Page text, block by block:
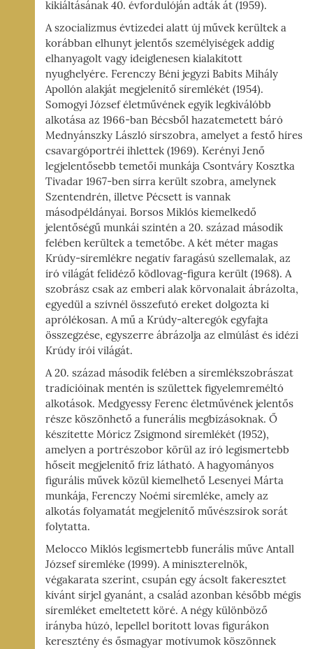
kikiáltásának 40. évfordulóján adták át (1959).
A szocializmus évtizedei alatt új művek kerültek a
korábban elhunyt jelentős személyiségek addig
elhanyagolt vagy ideiglenesen kialakított
nyughelyére. Ferenczy Béni jegyzi Babits Mihály
Apollón alakját megjelenítő síremlékét (1954).
Somogyi József életművének egyik legkiválóbb
alkotása az 1966-ban Bécsből hazatemetett báró
Mednyánszky László sírszobra, amelyet a festő híres
csavargóportréi ihlettek (1969). Kerényi Jenő
legjelentősebb temetői munkája Csontváry Kosztka
Tivadar 1967-ben sírra került szobra, amelynek
Szentendrén, illetve Pécsett is vannak
másodpéldányai. Borsos Miklós kiemelkedő
jelentőségű munkái szintén a 20. század második
felében kerültek a temetőbe. A két méter magas
Krúdy-síremlékre negatív faragású szellemalak, az
író világát felidéző ködlovag-figura került (1968). A
szobrász csak az emberi alak körvonalait ábrázolta,
egyedül a szívnél összefutó ereket dolgozta ki
aprólékosan. A mű a Krúdy-alteregók egyfajta
összegzése, egyszerre ábrázolja az elmúlást és idézi
Krúdy írói világát.
A 20. század második felében a síremlékszobrászat
tradícióinak mentén is születtek figyelemreméltó
alkotások. Medgyessy Ferenc életművének jelentős
része köszönhető a funerális megbízásoknak. Ő
készítette Móricz Zsigmond síremlékét (1952),
amelyen a portrészobor körül az író legismertebb
hőseit megjelenítő fríz látható. A hagyományos
figurális művek közül kiemelhető Lesenyei Márta
munkája, Ferenczy Noémi síremléke, amely az
alkotás folyamatát megjelenítő művészsírok sorát
folytatta.
Melocco Miklós legismertebb funerális műve Antall
József síremléke (1999). A miniszterelnök,
végakarata szerint, csupán egy ácsolt fakeresztet
kívánt sírjel gyanánt, a család azonban később mégis
síremléket emeltetett köré. A négy különböző
irányba húzó, lepellel borított lovas figurákon
keresztény és ősmagyar motívumok köszönnek